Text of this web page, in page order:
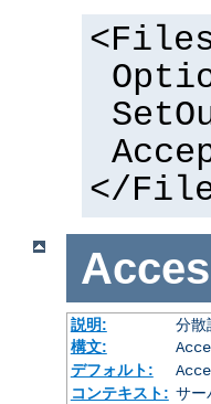
</
説明:
分散
構文:
デフォルト:
コンテキスト: サー